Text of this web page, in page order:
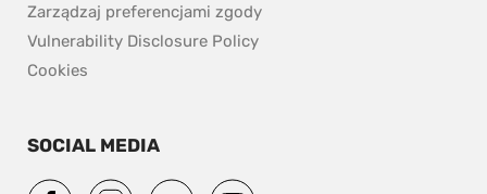
Zarządzaj preferencjami zgody
Vulnerability Disclosure Policypdf, 153.9 kB.
Cookies
SOCIAL MEDIA